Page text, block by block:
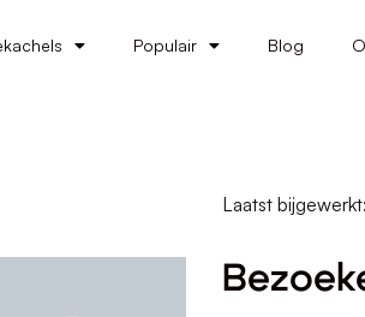
Populair Blog
Laatst